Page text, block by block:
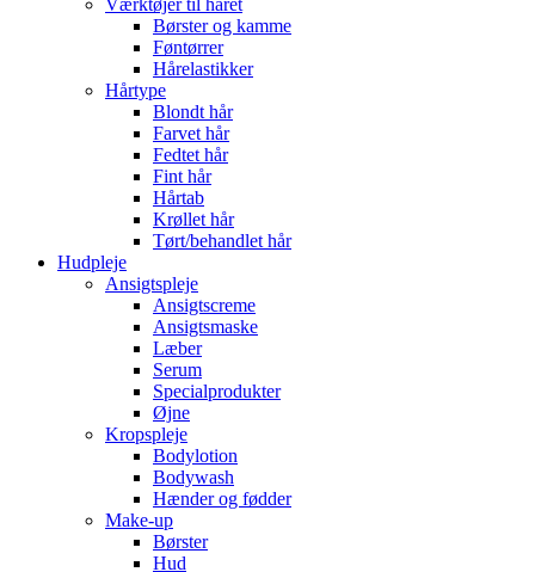
Værktøjer til håret
Børster og kamme
Føntørrer
Hårelastikker
Hårtype
Blondt hår
Farvet hår
Fedtet hår
Fint hår
Hårtab
Krøllet hår
Tørt/behandlet hår
Hudpleje
Ansigtspleje
Ansigtscreme
Ansigtsmaske
Læber
Serum
Specialprodukter
Øjne
Kropspleje
Bodylotion
Bodywash
Hænder og fødder
Make-up
Børster
Hud